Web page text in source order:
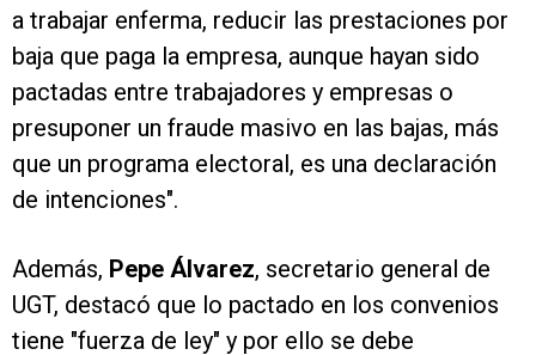
a trabajar enferma, reducir las prestaciones por
baja que paga la empresa, aunque hayan sido
pactadas entre trabajadores y empresas o
presuponer un fraude masivo en las bajas, más
que un programa electoral, es una declaración
de intenciones".
Además, Pepe Álvarez, secretario general de
UGT, destacó que lo pactado en los convenios
tiene "fuerza de ley" y por ello se debe